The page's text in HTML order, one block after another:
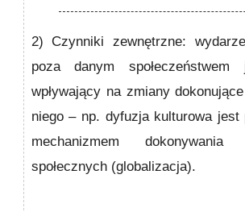
2) Czynniki zewnętrzne:
poza danym społeczeństwem
wpływający na zmiany
niego – np. dyfuzja kulturowa jest
mechanizmem
społecznych (globalizacja).